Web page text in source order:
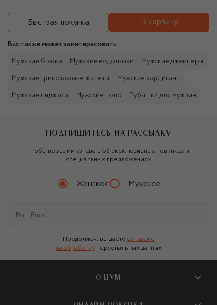
Быстрая покупка В корзину
Вас также может заинтересовать
Мужские брюки Мужские водолазки Мужские джемперы
Мужские трикотажыне жилеты Мужские кардиганы
Мужские пиджаки Мужские поло Рубашки для мужчин
ПОДПИШИТЕСЬ НА РАССЫЛКУ
Чтобы первыми узнавать об эксклюзивных новинках и
специальных предложениях
Женское Мужское
Продолжая, вы даете согласие
на обработку персональных данных
О ЦУМ
О магазине